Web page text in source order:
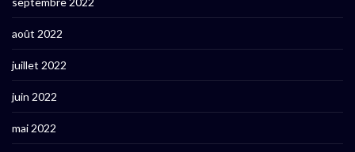
août 2022
juillet 2022
juin 2022
mai 2022